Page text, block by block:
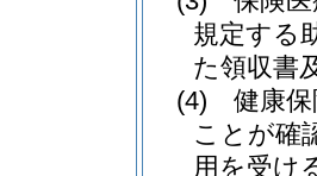
規定する
た領収書
(4)
健康
ことが確
用を受け